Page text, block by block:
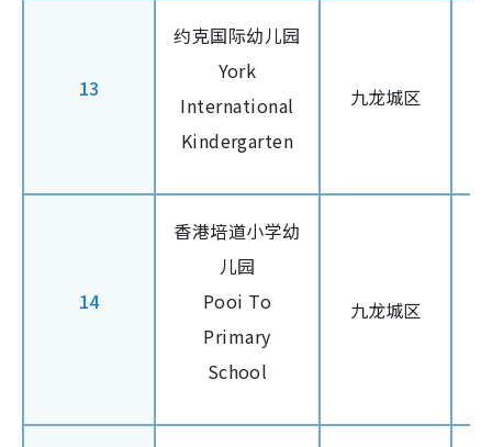
13
约克国际幼儿园
York
International
Kindergarten
九龙城区
14
香港培道小学幼
儿园
Pooi To
Primary
School
九龙城区